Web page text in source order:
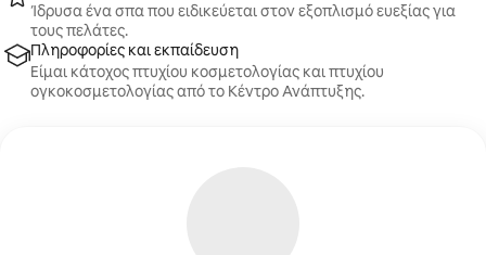
Ίδρυσα ένα σπα που ειδικεύεται στον εξοπλισμό ευεξίας για
τους πελάτες.
Πληροφορίες και εκπαίδευση
Είμαι κάτοχος πτυχίου κοσμετολογίας και πτυχίου
ογκοκοσμετολογίας από το Κέντρο Ανάπτυξης.